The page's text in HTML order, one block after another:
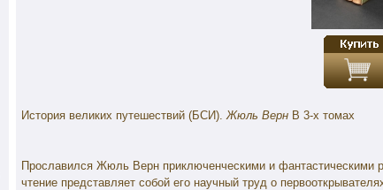
История великих путешествий (БСИ).Жюль Верн В 3-х томах
Прославился Жюль Верн приключенческими и
чтение представляет собой его научный труд о